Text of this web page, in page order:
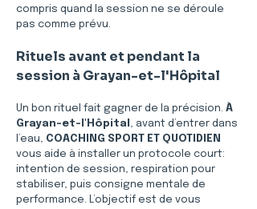
compris quand la session ne se déroule
pas comme prévu.
Rituels avant et pendant la
session à Grayan-et-l'Hôpital
Un bon rituel fait gagner de la précision. À
Grayan-et-l'Hôpital , avant d’entrer dans
l’eau, COACHING SPORT ET QUOTIDIEN
vous aide à installer un protocole court:
intention de session, respiration pour
stabiliser, puis consigne mentale de
performance. L’objectif est de vous